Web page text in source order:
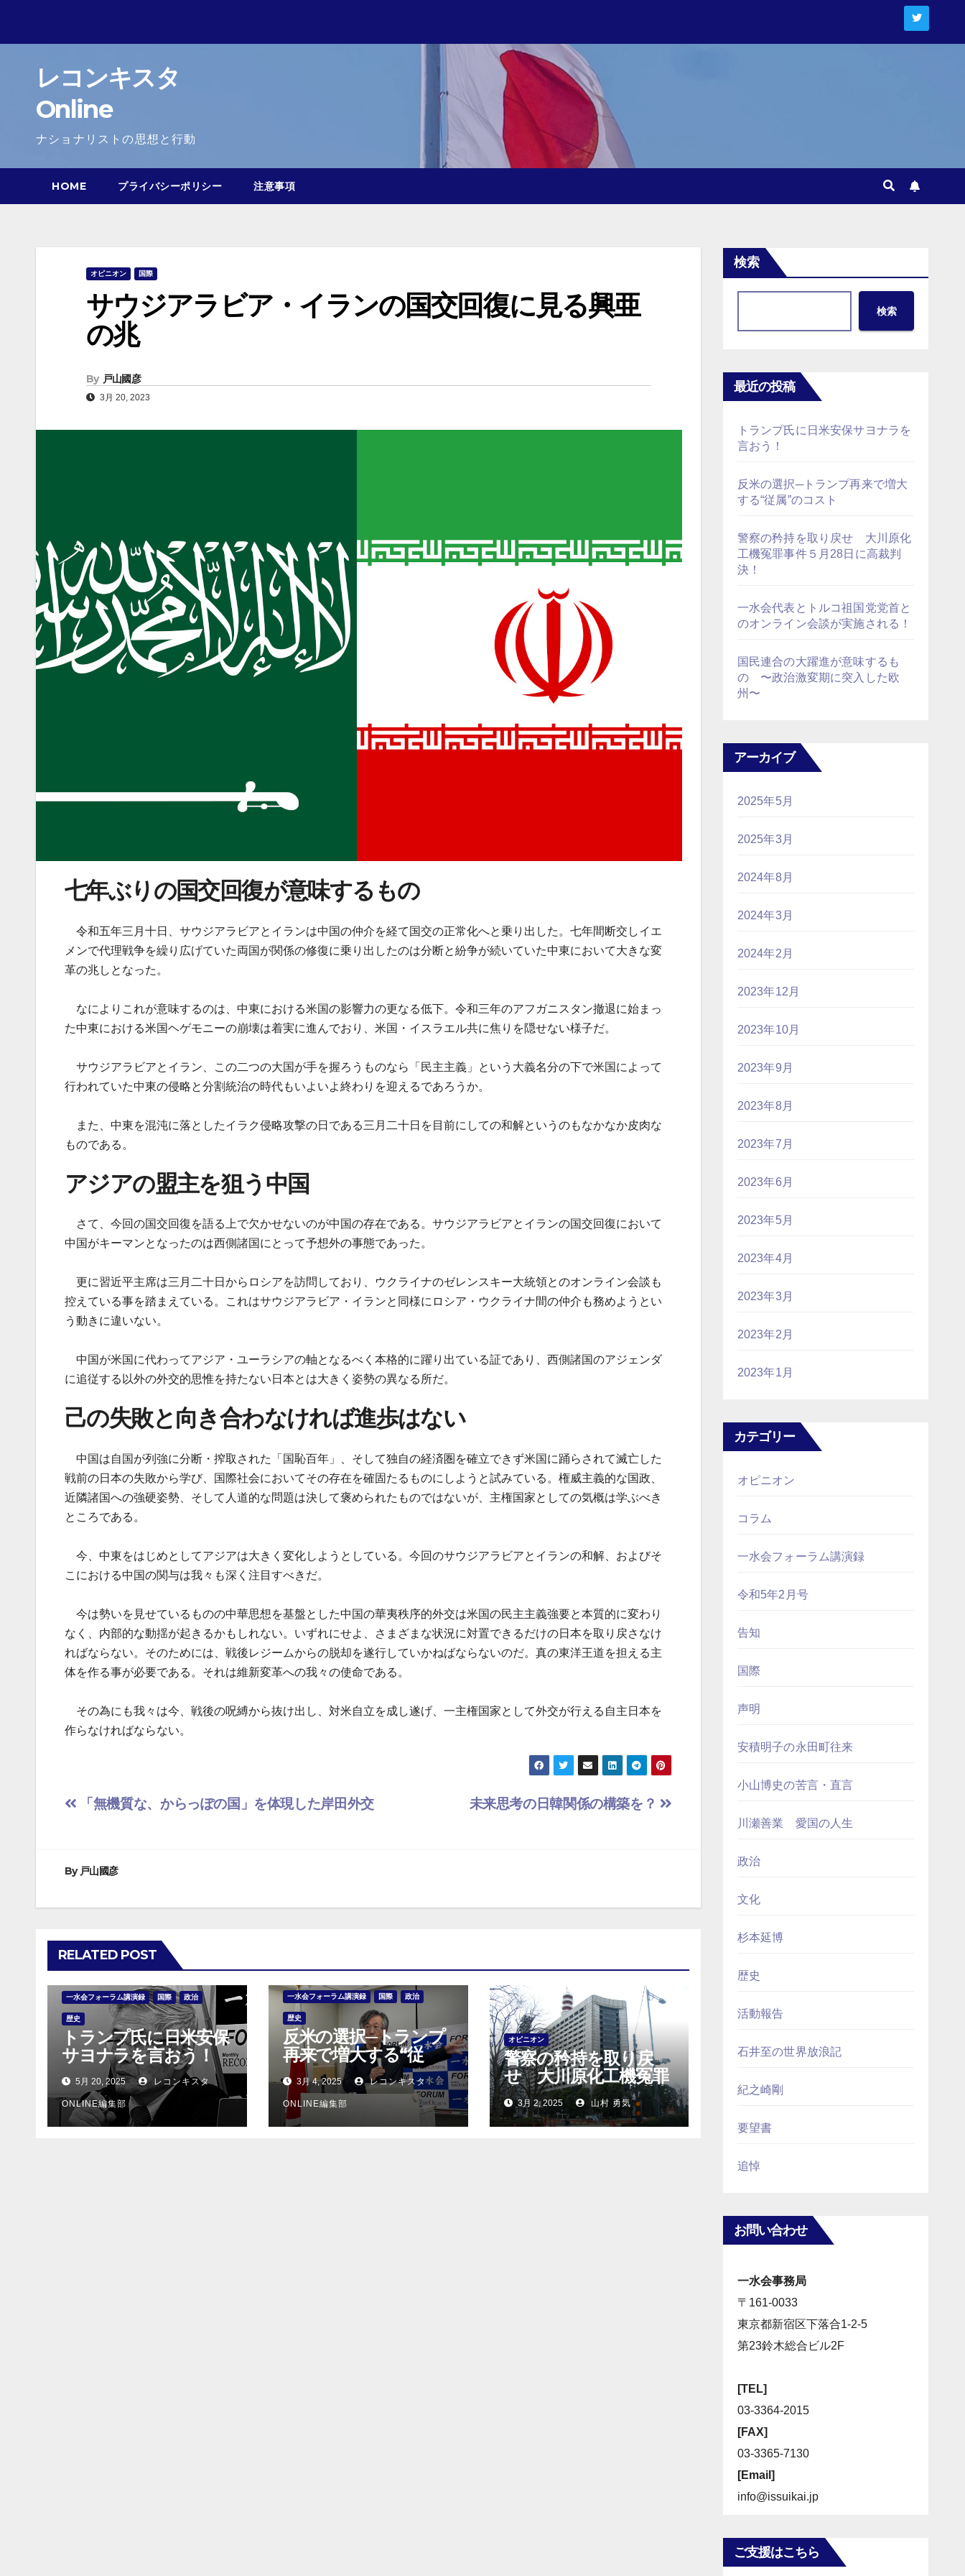
レコンキスタ
Online
ナショナリストの思想と行動
HOME プライバシーポリシー 注意事項
オピニオン 国際
サウジアラビア・イランの国交回復に見る興亜
の兆
By 戸山國彦
3月 20, 2023
七年ぶりの国交回復が意味するもの
令和五年三月十日、サウジアラビアとイランは中国の仲介を経て国交の正常化へと乗り出した。七年間断交しイエ
メンで代理戦争を繰り広げていた両国が関係の修復に乗り出したのは分断と紛争が続いていた中東において大きな変
革の兆しとなった。
なによりこれが意味するのは、中東における米国の影響力の更なる低下。令和三年のアフガニスタン撤退に始まっ
た中東における米国ヘゲモニーの崩壊は着実に進んでおり、米国・イスラエル共に焦りを隠せない様子だ。
サウジアラビアとイラン、この二つの大国が手を握ろうものなら「民主主義」という大義名分の下で米国によって
行われていた中東の侵略と分割統治の時代もいよいよ終わりを迎えるであろうか。
また、中東を混沌に落としたイラク侵略攻撃の日である三月二十日を目前にしての和解というのもなかなか皮肉な
ものである。
アジアの盟主を狙う中国
さて、今回の国交回復を語る上で欠かせないのが中国の存在である。サウジアラビアとイランの国交回復において
中国がキーマンとなったのは西側諸国にとって予想外の事態であった。
更に習近平主席は三月二十日からロシアを訪問しており、ウクライナのゼレンスキー大統領とのオンライン会談も
控えている事を踏まえている。これはサウジアラビア・イランと同様にロシア・ウクライナ間の仲介も務めようとい
う動きに違いない。
中国が米国に代わってアジア・ユーラシアの軸となるべく本格的に躍り出ている証であり、西側諸国のアジェンダ
に追従する以外の外交的思惟を持たない日本とは大きく姿勢の異なる所だ。
己の失敗と向き合わなければ進歩はない
中国は自国が列強に分断・搾取された「国恥百年」、そして独自の経済圏を確立できず米国に踊らされて滅亡した
戦前の日本の失敗から学び、国際社会においてその存在を確固たるものにしようと試みている。権威主義的な国政、
近隣諸国への強硬姿勢、そして人道的な問題は決して褒められたものではないが、主権国家としての気概は学ぶべき
ところである。
今、中東をはじめとしてアジアは大きく変化しようとしている。今回のサウジアラビアとイランの和解、およびそ
こにおける中国の関与は我々も深く注目すべきだ。
今は勢いを見せているものの中華思想を基盤とした中国の華夷秩序的外交は米国の民主主義強要と本質的に変わり
なく、内部的な動揺が起きるかもしれない。いずれにせよ、さまざまな状況に対置できるだけの日本を取り戻さなけ
ればならない。そのためには、戦後レジームからの脱却を遂行していかねばならないのだ。真の東洋王道を担える主
体を作る事が必要である。それは維新変革への我々の使命である。
その為にも我々は今、戦後の呪縛から抜け出し、対米自立を成し遂げ、一主権国家として外交が行える自主日本を
作らなければならない。
投
ナ
ー
シ
ョ
ン
未来思考の日韓関係の構築を？
「無機質な、からっぽの国」を体現した岸田外交
By 戸山國彦
RELATED POST
一水会フォーラム講演録 国際 政治
歴史
トランプ氏に日米安保
サヨナラを言おう！
5月 20, 2025 レコンキスタ
ONLINE編集部
一水会フォーラム講演録 国際 政治
歴史
反米の選択─トランプ
再来で増大する“従
属”のコスト
3月 4, 2025 レコンキスタ
ONLINE編集部
オピニオン
警察の矜持を取り戻
せ 大川原化工機冤罪
事件５月28日に高裁判
決！
3月 2, 2025 山村 勇気
検索
検索
最近の投稿
トランプ氏に日米安保サヨナラを
言おう！
反米の選択─トランプ再来で増大
する“従属”のコスト
警察の矜持を取り戻せ 大川原化
工機冤罪事件５月28日に高裁判
決！
一水会代表とトルコ祖国党党首と
のオンライン会談が実施される！
国民連合の大躍進が意味するも
の 〜政治激変期に突入した欧
州〜
アーカイブ
2025年5月
2025年3月
2024年8月
2024年3月
2024年2月
2023年12月
2023年10月
2023年9月
2023年8月
2023年7月
2023年6月
2023年5月
2023年4月
2023年3月
2023年2月
2023年1月
カテゴリー
オピニオン
コラム
一水会フォーラム講演録
令和5年2月号
告知
国際
声明
安積明子の永田町往来
小山博史の苦言・直言
川瀬善業 愛国の人生
政治
文化
杉本延博
歴史
活動報告
石井至の世界放浪記
紀之崎剛
要望書
追悼
お問い合わせ
一水会事務局
〒161-0033
東京都新宿区下落合1-2-5
第23鈴木総合ビル2F
[TEL]
03-3364-2015
[FAX]
03-3365-7130
[Email]
info@issuikai.jp
ご支援はこちら